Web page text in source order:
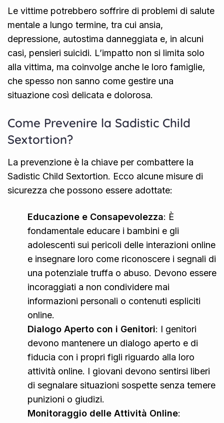
Le vittime potrebbero soffrire di problemi di salute
mentale a lungo termine, tra cui ansia,
depressione, autostima danneggiata e, in alcuni
casi, pensieri suicidi. L’impatto non si limita solo
alla vittima, ma coinvolge anche le loro famiglie,
che spesso non sanno come gestire una
situazione così delicata e dolorosa.
Come Prevenire la Sadistic Child
Sextortion?
La prevenzione è la chiave per combattere la
Sadistic Child Sextortion. Ecco alcune misure di
sicurezza che possono essere adottate:
Educazione e Consapevolezza: È
fondamentale educare i bambini e gli
adolescenti sui pericoli delle interazioni online
e insegnare loro come riconoscere i segnali di
una potenziale truffa o abuso. Devono essere
incoraggiati a non condividere mai
informazioni personali o contenuti espliciti
online.
Dialogo Aperto con i Genitori: I genitori
devono mantenere un dialogo aperto e di
fiducia con i propri figli riguardo alla loro
attività online. I giovani devono sentirsi liberi
di segnalare situazioni sospette senza temere
punizioni o giudizi.
Monitoraggio delle Attività Online: